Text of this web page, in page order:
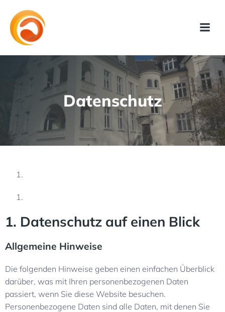
Datenschutz
1. Datenschutz auf einen Blick
Allgemeine Hinweise
Die folgenden Hinweise geben einen einfachen Überblick
darüber, was mit Ihren personenbezogenen Daten
passiert, wenn Sie diese Website besuchen.
Personenbezogene Daten sind alle Daten, mit denen Sie